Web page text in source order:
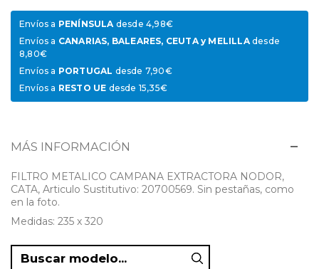
Envíos a PENÍNSULAdesde 4,98€
Envíos a CANARIAS, BALEARES, CEUTA y MELILLAdesde
8,80€
Envíos a PORTUGAL desde 7,90€
Envíos a RESTO UE desde 15,35€
MÁS INFORMACIÓN
FILTRO METALICO CAMPANA EXTRACTORA NODOR,
CATA, Articulo Sustitutivo: 20700569. Sin pestañas, como
en la foto.
Medidas: 235 x 320